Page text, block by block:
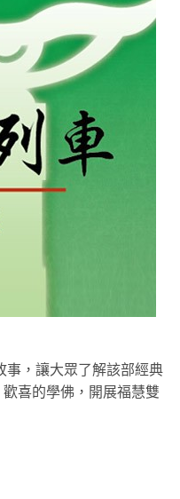
事，讓大眾了解該部經典
喜的學佛，開展福慧雙